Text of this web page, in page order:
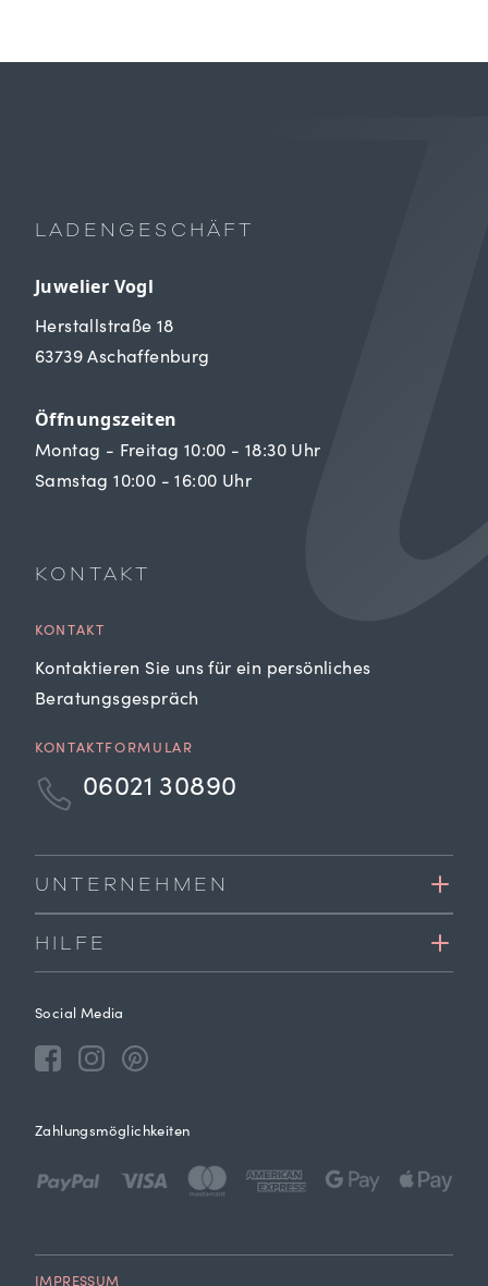
LADENGESCHÄFT
Juwelier Vogl
Herstallstraße 18
63739 Aschaffenburg
Öffnungszeiten
Montag - Freitag 10:00 - 18:30 Uhr
Samstag 10:00 - 16:00 Uhr
KONTAKT
KONTAKT
Kontaktieren Sie uns für ein persönliches
Beratungsgespräch
KONTAKTFORMULAR
06021 30890
UNTERNEHMEN
HILFE
Social Media
Zahlungsmöglichkeiten